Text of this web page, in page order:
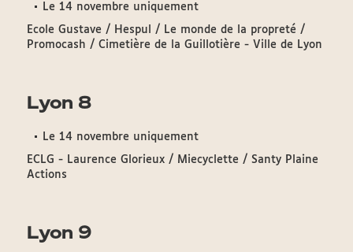
Le 14 novembre uniquement
Ecole Gustave / Hespul / Le monde de la propreté /
Promocash / Cimetière de la Guillotière - Ville de Lyon
Lyon 8
Le 14 novembre uniquement
ECLG - Laurence Glorieux / Miecyclette / Santy Plaine
Actions
Lyon 9